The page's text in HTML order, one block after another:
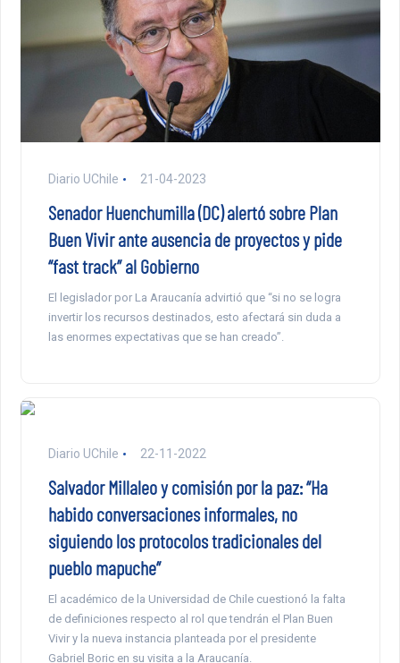
Diario UChile 21-04-2023
Senador Huenchumilla (DC) alertó sobre Plan
Buen Vivir ante ausencia de proyectos y pide
“fast track” al Gobierno
El legislador por La Araucanía advirtió que “si no se logra
invertir los recursos destinados, esto afectará sin duda a
las enormes expectativas que se han creado”.
Diario UChile 22-11-2022
Salvador Millaleo y comisión por la paz: “Ha
habido conversaciones informales, no
siguiendo los protocolos tradicionales del
pueblo mapuche”
El académico de la Universidad de Chile cuestionó la falta
de definiciones respecto al rol que tendrán el Plan Buen
Vivir y la nueva instancia planteada por el presidente
Gabriel Boric en su visita a la Araucanía.